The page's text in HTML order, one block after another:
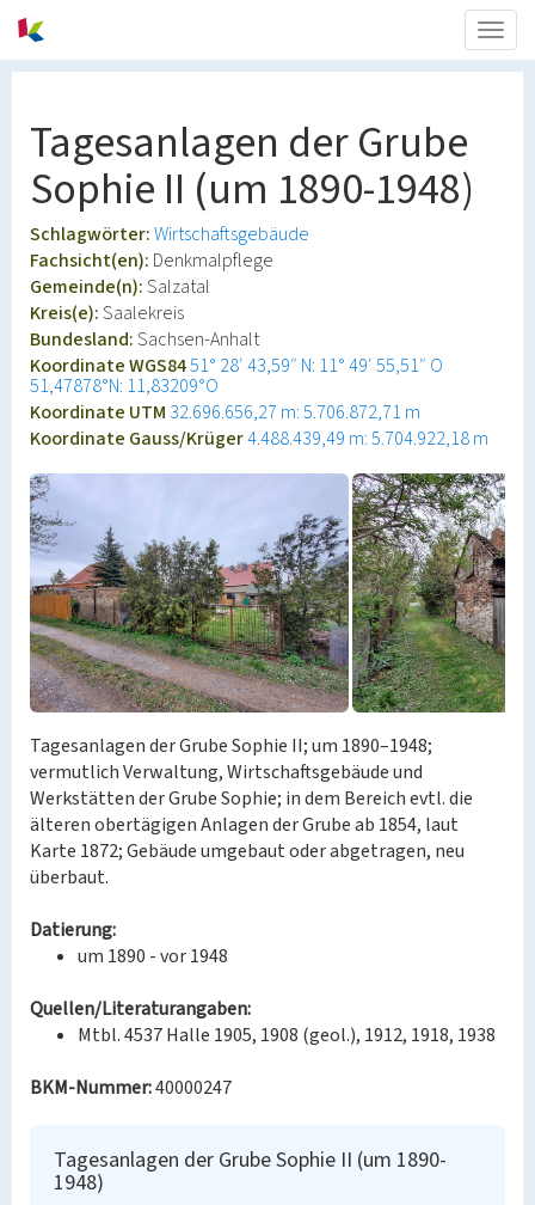
Tagesanlagen der Grube
Sophie II (um 1890-1948)
Schlagwörter:Wirtschaftsgebäude
Fachsicht(en): Denkmalpflege
Gemeinde(n):Salzatal
Kreis(e):Saalekreis
Bundesland:Sachsen-Anhalt
Koordinate WGS8451° 28′ 43,59″ N: 11° 49′ 55,51″ O
51,47878°N: 11,83209°O
Koordinate UTM 32.696.656,27 m: 5.706.872,71 m
Koordinate Gauss/Krüger4.488.439,49 m: 5.704.922,18 m
Tagesanlagen der Grube Sophie II; um 1890–1948;
vermutlich Verwaltung, Wirtschaftsgebäude und
Werkstätten der Grube Sophie; in dem Bereich evtl. die
älteren obertägigen Anlagen der Grube ab 1854, laut
Karte 1872; Gebäude umgebaut oder abgetragen, neu
überbaut.
Datierung:
um 1890 - vor 1948
Quellen/Literaturangaben:
Mtbl. 4537 Halle 1905, 1908 (geol.), 1912, 1918, 1938
BKM-Nummer:40000247
Tagesanlagen der Grube Sophie II (um 1890-
1948)